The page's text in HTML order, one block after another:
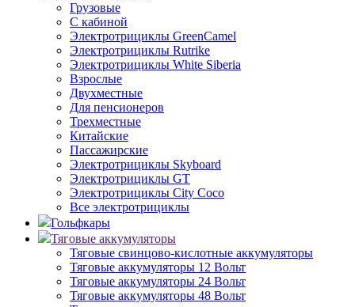
Грузовые
С кабиной
Электротрициклы GreenCamel
Электротрициклы Rutrike
Электротрициклы White Siberia
Взрослые
Двухместные
Для пенсионеров
Трехместные
Китайские
Пассажирские
Электротрициклы Skyboard
Электротрициклы GT
Электротрициклы City Coco
Все электротрициклы
Гольфкары
Тяговые аккумуляторы
Тяговые свинцово-кислотные аккумуляторы
Тяговые аккумуляторы 12 Вольт
Тяговые аккумуляторы 24 Вольт
Тяговые аккумуляторы 48 Вольт